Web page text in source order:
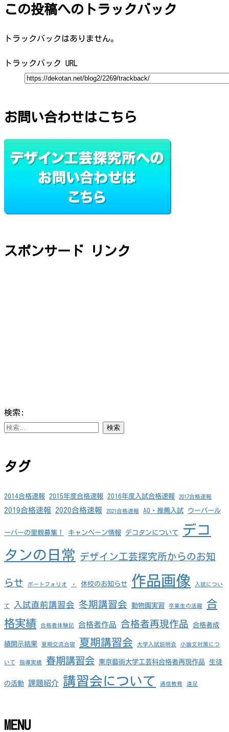
この投稿へのトラックバック
トラックバックはありません。
トラックバック URL
お問い合わせはこちら
スポンサード リンク
検索:
タグ
2014合格速報 2015年度合格速報 2016年度入試合格速報 2017合格速報
2019合格速報 2020合格速報 2021合格速報 AO・推薦入試 ウーパール
ーパーの里親募集！ キャンペーン情報 デコタンについて
デコ
タンの日常
デザイン工芸探究所からのお知
らせ ポートフォリオ ・ 休校のお知らせ 作品画像 入試につい
て 入試直前講習会 冬期講習会 動物園実習 卒業生の活躍
合
格実績
合格者体験記 合格者作品 合格者再現作品 合格者成
績開示結果 夏期交流合宿 夏期講習会 大学入試説明会 小論文対策につ
いて 指導実績 春期講習会 東京藝術大学工芸科合格者再現作品 生徒
の活動 課題紹介 講習会について 通信教育 遠足
MENU